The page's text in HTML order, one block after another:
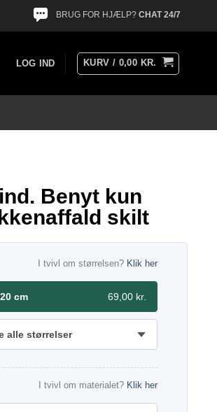
BRUG FOR HJÆLP? CHAT 24/7
LOG IND KURV / 0,00 KR.
Benyt kun
skilt
I tvivl om størrelsen? Klik her
cm 69,00 kr.
alle størrelser
I tvivl om materialet? Klik her